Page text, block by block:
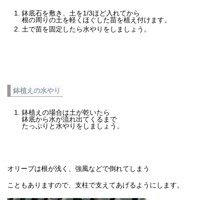
鉢底石を敷き、土を1/3ほど入れてから
根の周りの土を軽くほぐした苗を植え付けます。
土で苗を固定したら水やりをしましょう。
鉢植えの水やり
鉢植えの場合は土が乾いたら
鉢底から水が流れ出てくるまで
たっぷりと水やりをしましょう。
オリーブは根が浅く、強風などで倒れてしまう
こともありますので、支柱で支えてあげるようにします。